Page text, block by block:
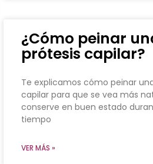
¿Cómo peinar
prótesis capilar?
Te explicamos cómo peinar
capilar para que se vea más
conserve en buen estado
tiempo
VER MÁS »